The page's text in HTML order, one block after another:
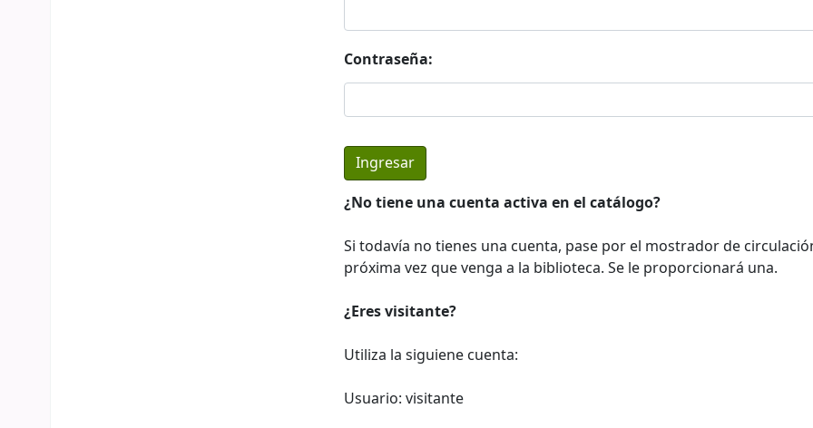
Contraseña:
¿No tiene una cuenta activa en el catálogo?
Si todavía no tienes una cuenta, pase por el mostrador de
próxima vez que venga a la biblioteca. Se le proporcionará una.
¿Eres visitante?
Utiliza la siguiene cuenta:
Usuario: visitante